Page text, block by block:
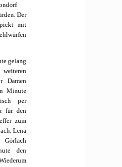
Der
mit
gelang
Damen
Minute
per
für den
zum
Lena
den